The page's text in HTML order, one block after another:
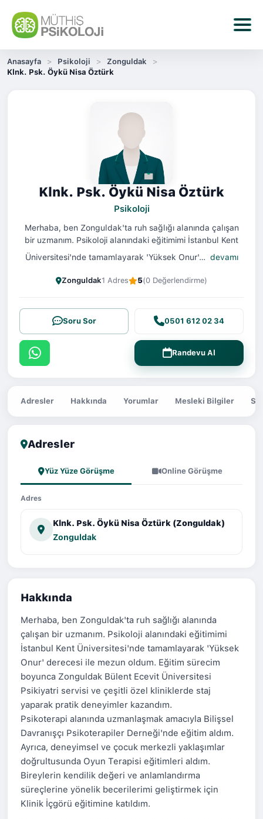
Anasayfa Psikoloji
Zonguldak
Klnk. Psk. Öykü Nisa Öztürk
Klnk. Psk. Öykü Nisa Öztürk
Psikoloji
Merhaba, ben Zonguldak'ta ruh sağlığı alanında çalışan
bir uzmanım. Psikoloji alanındaki eğitimimi İstanbul Kent
Üniversitesi'nde tamamlayarak 'Yüksek Onur'… devamı
Zonguldak1 Adres 5(0 Değerlendirme)
Soru Sor 0501 612 02 34
Randevu Al
Adresler Hakkında Yorumlar Mesleki Bilgiler
Adresler
Yüz Yüze Görüşme Online Görüşme
Adres
Klnk. Psk. Öykü Nisa Öztürk (Zonguldak)
Zonguldak
Hakkında
Merhaba, ben Zonguldak'ta ruh sağlığı alanında
çalışan bir uzmanım. Psikoloji alanındaki eğitimimi
İstanbul Kent Üniversitesi'nde tamamlayarak 'Yüksek
Onur' derecesi ile mezun oldum. Eğitim sürecim
boyunca Zonguldak Bülent Ecevit Üniversitesi
Psikiyatri servisi ve çeşitli özel kliniklerde staj
yaparak pratik deneyimler kazandım.
Psikoterapi alanında uzmanlaşmak amacıyla Bilişsel
Davranışçı Psikoterapiler Derneği'nde eğitim aldım.
Ayrıca, deneyimsel ve çocuk merkezli yaklaşımlar
doğrultusunda Oyun Terapisi eğitimleri aldım.
Bireylerin kendilik değeri ve anlamlandırma
süreçlerine yönelik becerilerimi geliştirmek için
Klinik İçgörü eğitimine katıldım.